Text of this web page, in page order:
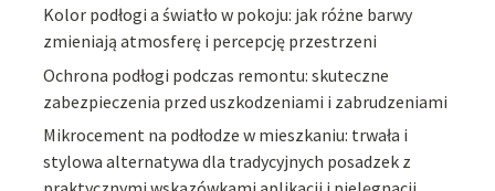
Kolor podłogi a światło w pokoju: jak różne barwy
zmieniają atmosferę i percepcję przestrzeni
Ochrona podłogi podczas remontu: skuteczne
zabezpieczenia przed uszkodzeniami i zabrudzeniami
Mikrocement na podłodze w mieszkaniu: trwała i
stylowa alternatywa dla tradycyjnych posadzek z